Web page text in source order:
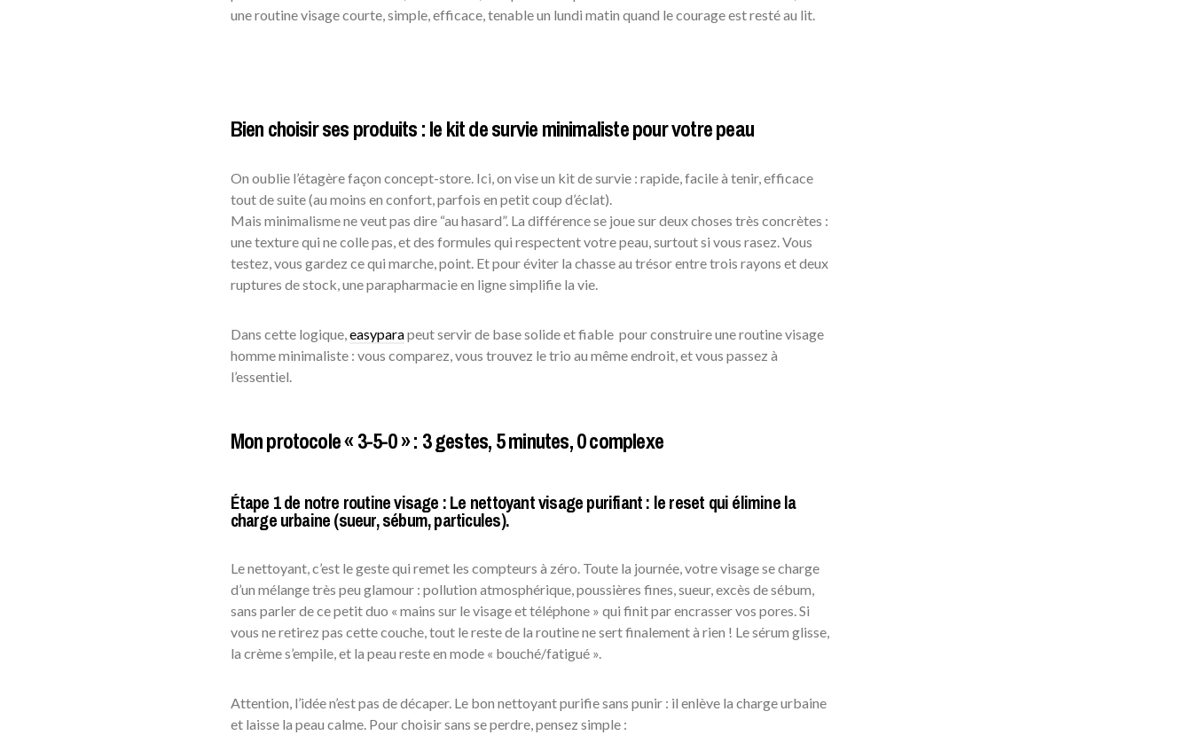
une routine visage courte, simple, efficace, tenable un lundi matin quand le courage est resté au lit.
Bien choisir ses produits : le kit de survie minimaliste pour votre peau
On oublie l’étagère façon concept-store. Ici, on vise un kit de survie : rapide, facile à tenir, efficace
tout de suite (au moins en confort, parfois en petit coup d’éclat).
Mais minimalisme ne veut pas dire “au hasard”. La différence se joue sur deux choses très concrètes :
une texture qui ne colle pas, et des formules qui respectent votre peau, surtout si vous rasez. Vous
testez, vous gardez ce qui marche, point. Et pour éviter la chasse au trésor entre trois rayons et deux
ruptures de stock, une parapharmacie en ligne simplifie la vie.
Dans cette logique,easyparapeut servir de base solide et fiable pour construire une routine visage
homme minimaliste : vous comparez, vous trouvez le trio au même endroit, et vous passez à
l’essentiel.
Mon protocole « 3-5-0 » : 3 gestes, 5 minutes, 0 complexe
Étape 1 de notre routine visage : Le nettoyant visage purifiant : le reset qui élimine la
charge urbaine (sueur, sébum, particules).
Le nettoyant, c’est le geste qui remet les compteurs à zéro. Toute la journée, votre visage se charge
d’un mélange très peu glamour : pollution atmosphérique, poussières fines, sueur, excès de sébum,
sans parler de ce petit duo « mains sur le visage et téléphone » qui finit par encrasser vos pores. Si
vous ne retirez pas cette couche, tout le reste de la routine ne sert finalement à rien ! Le sérum glisse,
la crème s’empile, et la peau reste en mode « bouché/fatigué ».
Attention, l’idée n’est pas de décaper. Le bon nettoyant purifie sans punir : il enlève la charge urbaine
et laisse la peau calme. Pour choisir sans se perdre, pensez simple :